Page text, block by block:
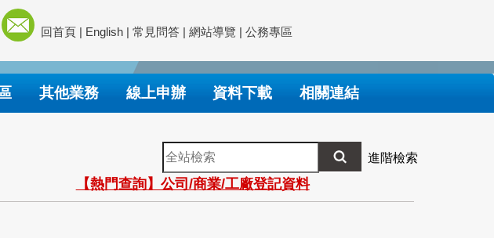
回首頁 | English | 常見問答 | 網站導覽 | 公務專區
其他業務 線上申辦 資料下載 相關連結
全
站
檢
索
進階檢索
【熱門查詢】公司/商業/工廠登記資料